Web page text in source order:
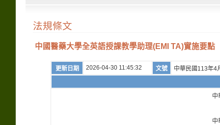
法規條文
中國醫藥大學全英語授課教學助理(EMI TA)實施要點
更新日期 2026-04-30 11:45:32 文號 中華民國113年4
中
中